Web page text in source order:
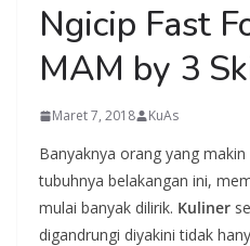
Ngicip Fast
MAM by 3
Maret 7, 2018 KuAs
Banyaknya orang yang makin
tubuhnya belakangan ini,
mulai banyak dilirik. Kuliner
digandrungi diyakini tidak